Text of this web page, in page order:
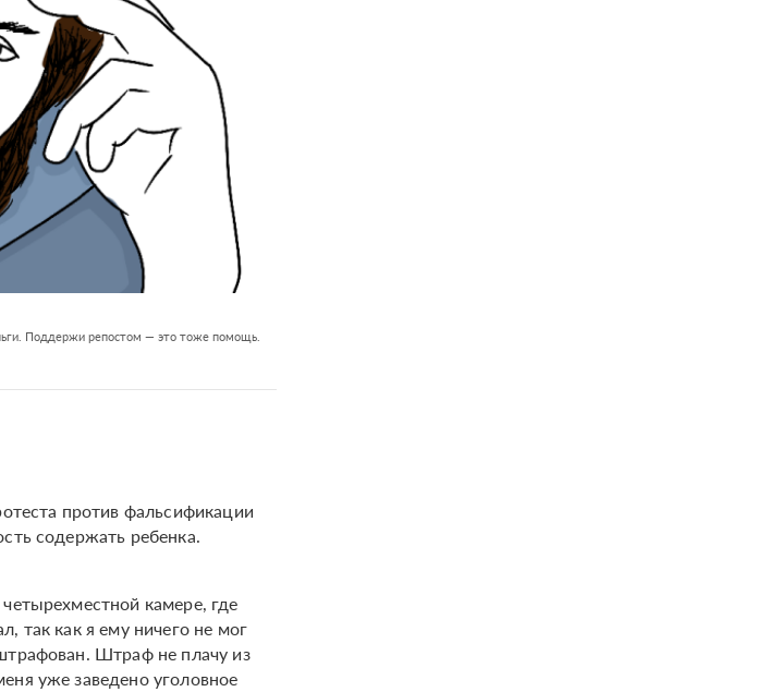
Поддержи репостом — это тоже помощь.
против фальсификации
содержать ребенка.
камере, где
так как я ему ничего не мог
Штраф не плачу из
уже заведено уголовное